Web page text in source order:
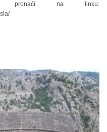
pronaći na linku: